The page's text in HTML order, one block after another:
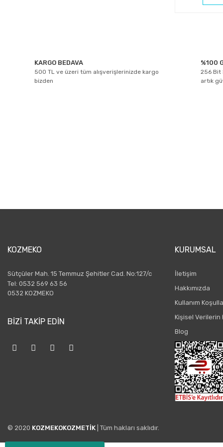
KARGO BEDAVA
500 TL ve üzeri tüm alışverişlerinizde kargo
bizden
%100
256 Bit
artık
KOZMEKO
Sütçüler Mah. 15 Temmuz Şehitler Cad. No:127/c
Tel: 0532 569 63 56
0532 KOZMEKO
BİZİ TAKİP EDİN
KURUMSAL
İletişim
Hakkımızda
Kullanım
Kişisel Verilerin
Blog
© 2020 KOZMEKOKOZMETİK | Tüm hakları saklıdır.